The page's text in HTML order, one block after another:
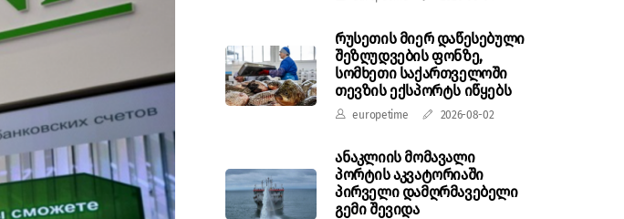
რუსეთის მიერ დაწესებული
შეზღუდვების ფონზე,
სომხეთი საქართველოში
თევზის ექსპორტს იწყებს
europetime 2026-08-02
ანაკლიის მომავალი
პორტის აკვატორიაში
პირველი დამღრმავებელი
გემი შევიდა